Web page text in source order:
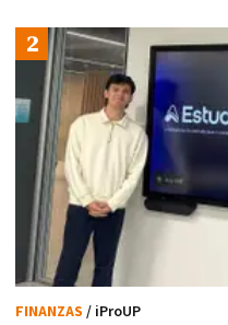
FINANZAS / iProUP